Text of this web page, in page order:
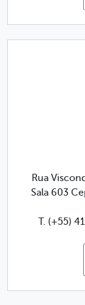
Rua
Sala 603
T. (+55)